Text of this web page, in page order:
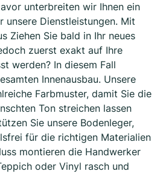
unterbreiten wir Ihnen ein
Dienstleistungen. Mit
Ziehen Sie bald in Ihr neues
zuerst exakt auf Ihre
werden? In diesem Fall
Innenausbau. Unsere
Farbmuster, damit Sie die
Ton streichen lassen
Sie unsere Bodenleger,
für die richtigen Materialien
montieren die Handwerker
oder Vinyl rasch und